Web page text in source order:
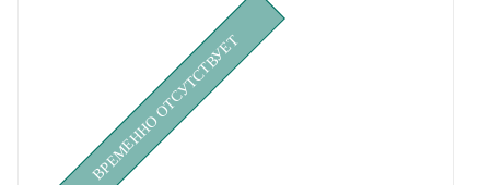
ВРЕМЕННО ОТСУТСТВУЕТ